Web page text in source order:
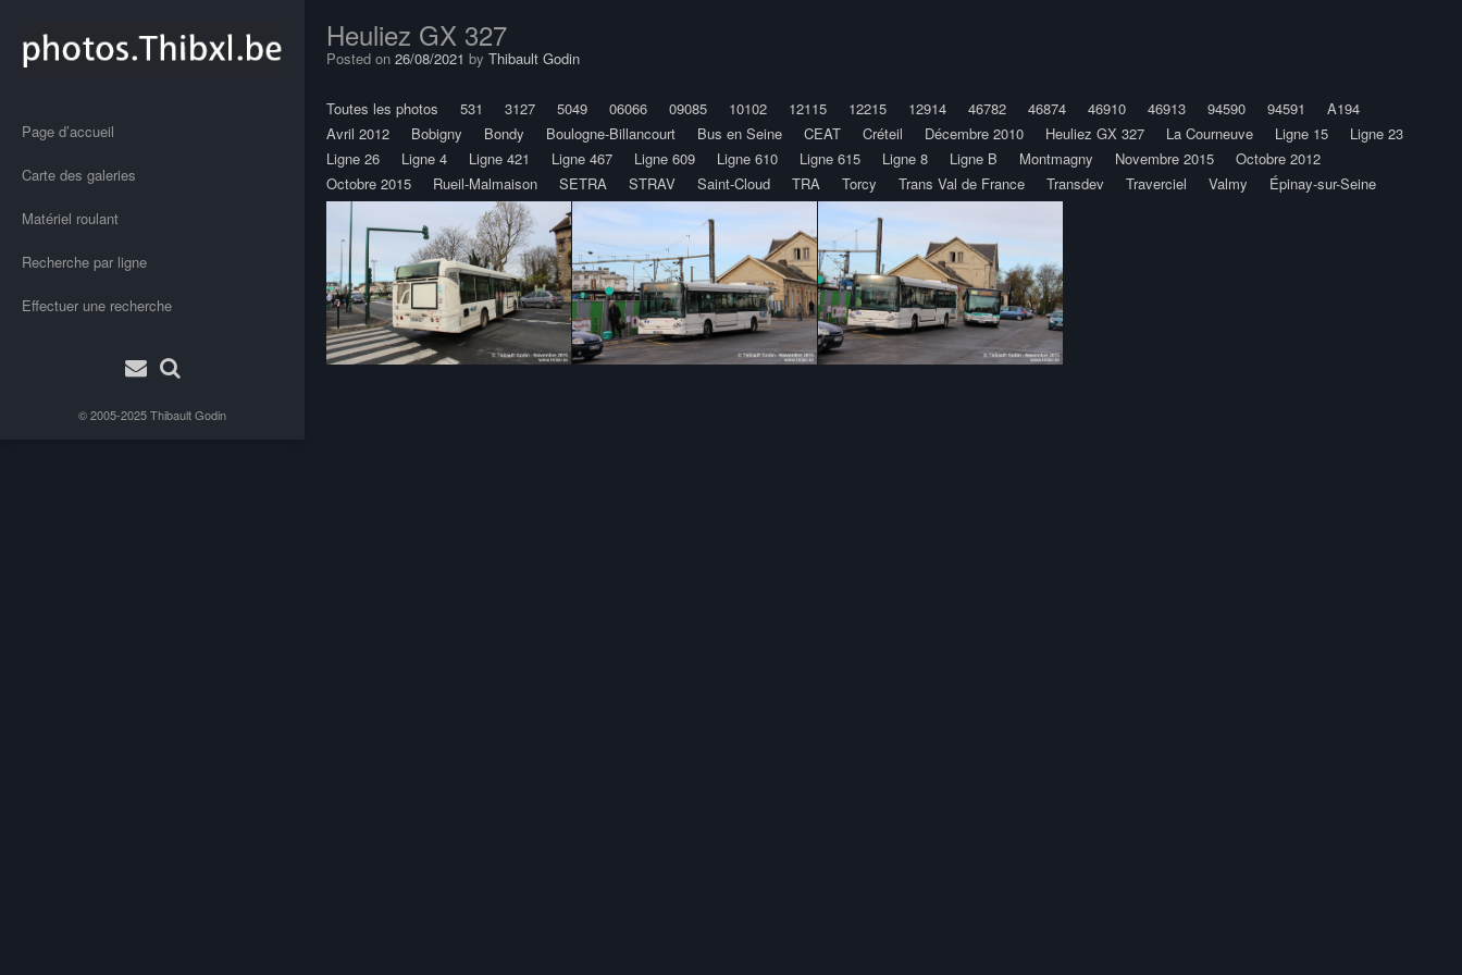
Page d’accueil
Carte des galeries
Matériel roulant
Recherche par ligne
Effectuer une recherche
© 2005-2025Thibault Godin
Heuliez GX 327
Posted on 26/08/2021 by Thibault Godin
Toutes les photos 531 3127 5049 06066 09085 10102 12115 12215 12914 46782 46874 46910 46913 94590 94591
A194
Avril 2012
Bobigny Bondy Boulogne-Billancourt Bus en Seine CEAT Créteil Décembre 2010 Heuliez GX 327 La Courneuve Ligne 15
Ligne 23
Ligne 26
Ligne 4 Ligne 421 Ligne 467 Ligne 609 Ligne 610 Ligne 615 Ligne 8 Ligne B Montmagny Novembre 2015
Octobre 2012
Octobre 2015
Rueil-Malmaison SETRA STRAV Saint-Cloud TRA Torcy Trans Val de France Transdev Traverciel Valmy Épinay-sur-Seine